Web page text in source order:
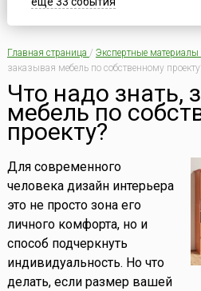
Главная страница / Экспертные материалы
заказывая мебель по собственному
Что надо знать,
мебель по
проекту?
Для современного
человека дизайн интерьера
это не просто зона его
личного комфорта, но и
способ подчеркнуть
индивидуальность. Но что
делать, если размер вашей